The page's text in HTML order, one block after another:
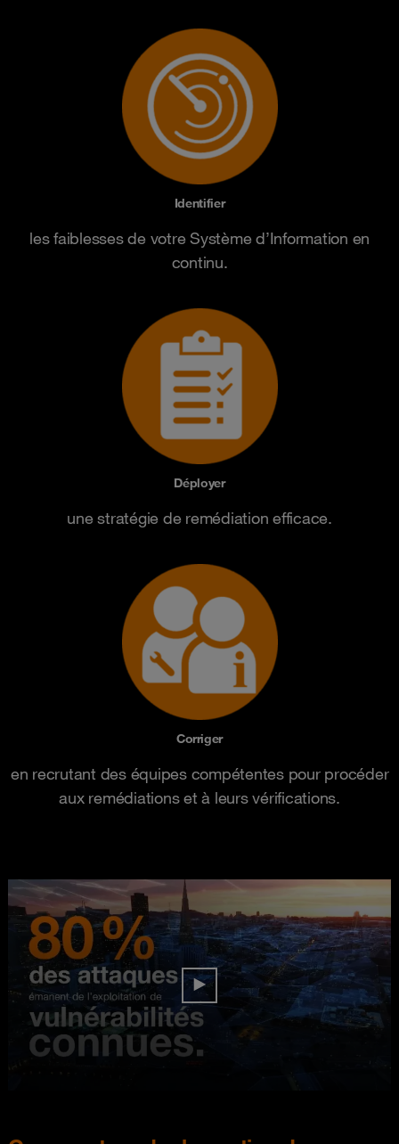
Identifier
les faiblesses de votre Système d’Information en
continu.
Déployer
une stratégie de remédiation efficace.
Corriger
en recrutant des équipes compétentes pour procéder
aux remédiations et à leurs vérifications.